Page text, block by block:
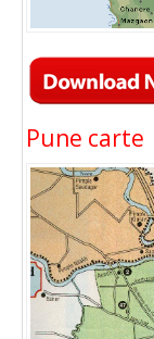
Pune carte